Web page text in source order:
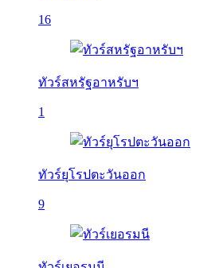
16
ทัวร์สหรัฐอาหรับฯ
1
ทัวร์ยุโรปตะวันออก
9